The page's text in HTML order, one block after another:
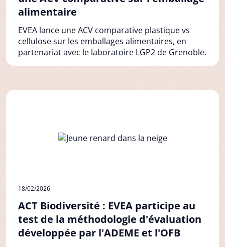
alimentaire
EVEA lance une ACV comparative plastique vs
cellulose sur les emballages alimentaires, en
partenariat avec le laboratoire LGP2 de Grenoble.
18/02/2026
ACT Biodiversité : EVEA participe au
test de la méthodologie d'évaluation
développée par l'ADEME et l'OFB